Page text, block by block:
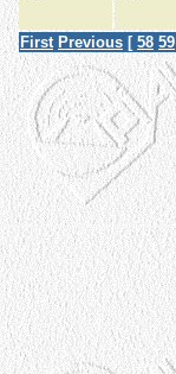
First Previous [ 58 59